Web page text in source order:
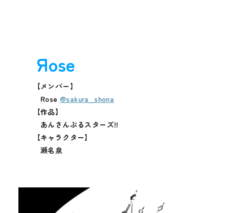
Яose
【メンバー】
Rose @sakura_shona
【作品】
あんさんぶるスターズ!!
【キャラクター】
瀬名泉